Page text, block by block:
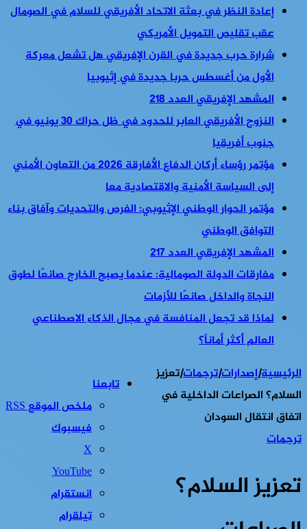
إعادة النظر في بعثة الاتحاد الأفريقي للسلام في الصومال
عقب تقليص التمويل الأمريكي
شرارة حرب جديدة في القرن الإفريقي هل تشعل معركة
الأول من أغسطس حربا جديدة في إثيوبيا
المشهد الإفريقي العدد 218
النزوح الأفريقي العابر للحدود في ظل حراك 30 يونيو في
جنوب أفريقيا
مؤتمر رؤساء أركان الدفاع الأفارقة 2026 من التعاون الأمني
إلى السياسة الأمنية والاقتصادية معا
مؤتمر الحوار الوطني الإثيوبي: الفرص والتحديات وآفاق بناء
التوافق الوطني
المشهد الإفريقي العدد 217
مفارقات الدولة الصومالية: عندما يصبح الخارج صانعًا لطوق
النجاة والداخل صانعًا للأزمات
لماذا قد تجعل المنافسة في مجال الذكاء الاصطناعي
العالم أكثر أماناً؟
تابعنا
ملخص الموقع RSS
فيسبوك
‫X
‫YouTube
انستقرام
تيلقرام
الرئيسية|إصدارات|ترجمات|تعزيز
السلام؟ الصراعات الداخلية في
اتفاق انتقال السودان
ترجمات
تعزيز السلام؟